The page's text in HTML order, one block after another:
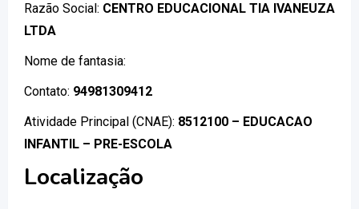
Razão Social: CENTRO EDUCACIONAL TIA IVANEUZA
LTDA
Nome de fantasia:
Contato: 94981309412
Atividade Principal (CNAE): 8512100 – EDUCACAO
INFANTIL – PRE-ESCOLA
Localização